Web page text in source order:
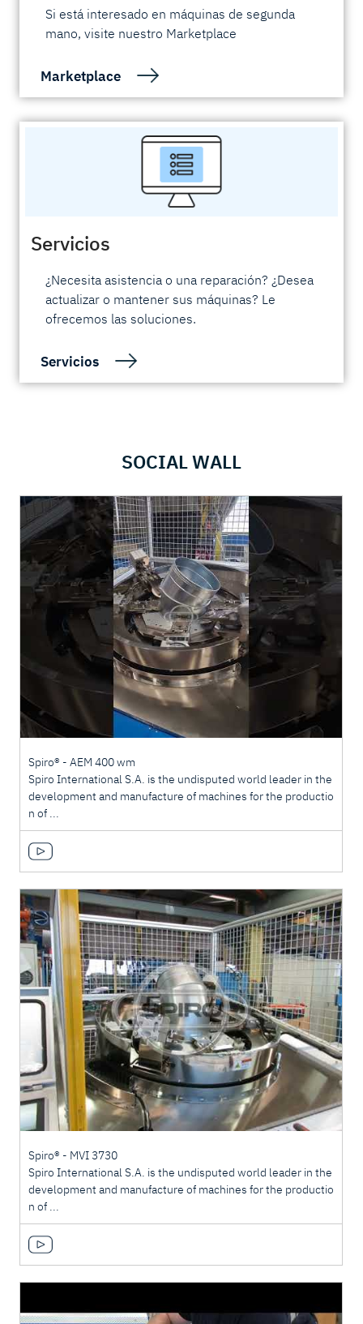
Si está interesado en máquinas de segunda
mano, visite nuestro Marketplace
Marketplace
Servicios
¿Necesita asistencia o una reparación? ¿Desea
actualizar o mantener sus máquinas? Le
ofrecemos las soluciones.
Servicios
SOCIAL WALL
Spiro® - AEM 400 wm
Spiro International S.A. is the undisputed world leader in the
development and manufacture of machines for the productio
n of ...
Spiro® - MVI 3730
Spiro International S.A. is the undisputed world leader in the
development and manufacture of machines for the productio
n of ...